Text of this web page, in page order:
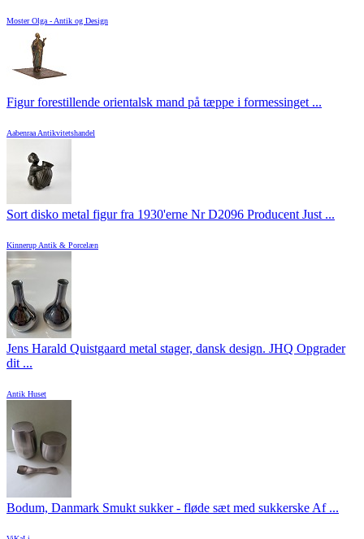
Moster Olga - Antik og Design
Figur forestillende orientalsk mand på tæppe i formessinget ...
Aabenraa Antikvitetshandel
Sort disko metal figur fra 1930'erne Nr D2096 Producent Just ...
Kinnerup Antik & Porcelæn
Jens Harald Quistgaard metal stager, dansk design. JHQ Opgrader
dit ...
Antik Huset
Bodum, Danmark Smukt sukker - fløde sæt med sukkerske Af ...